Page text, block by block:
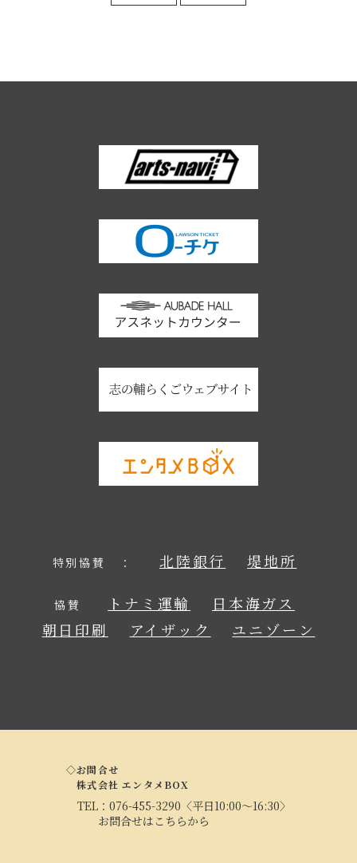
特別協賛 ： 北陸銀行 堤地所
協賛 トナミ運輸
日本海ガス
朝日印刷
アイザック ユニゾーン
◇お問合せ
株式会社 エンタメBOX
TEL： 076-455-3290 〈平日10:00～16:30〉
お問合せはこちらから